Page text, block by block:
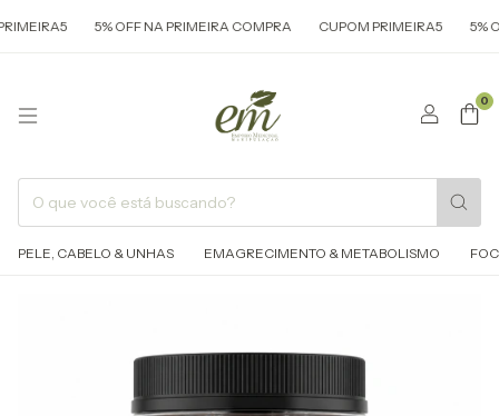
5% OFF NA PRIMEIRA COMPRA CUPOM PRIMEIRA5 5% OFF
0
PELE, CABELO & UNHAS EMAGRECIMENTO & METABOLISMO